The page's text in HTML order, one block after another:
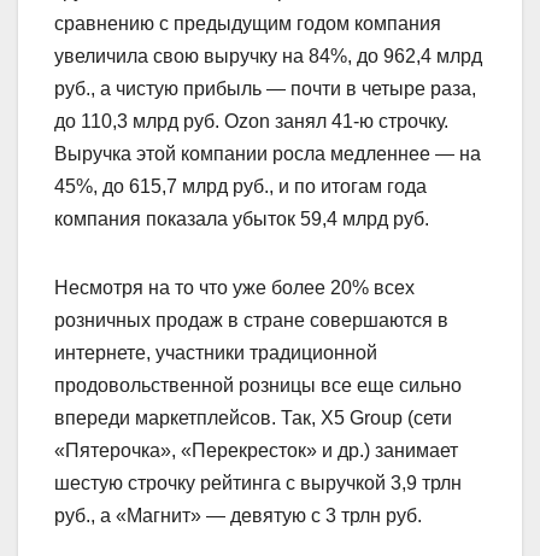
сравнению с предыдущим годом компания
увеличила свою выручку на 84%, до 962,4 млрд
руб., а чистую прибыль — почти в четыре раза,
до 110,3 млрд руб. Ozon занял 41-ю строчку.
Выручка этой компании росла медленнее — на
45%, до 615,7 млрд руб., и по итогам года
компания показала убыток 59,4 млрд руб.
Несмотря на то что уже более 20% всех
розничных продаж в стране совершаются в
интернете, участники традиционной
продовольственной розницы все еще сильно
впереди маркетплейсов. Так, X5 Group (сети
«Пятерочка», «Перекресток» и др.) занимает
шестую строчку рейтинга с выручкой 3,9 трлн
руб., а «Магнит» — девятую с 3 трлн руб.